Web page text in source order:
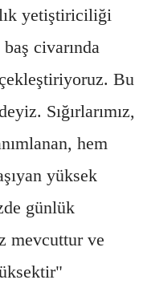
yetiştiriciliği
civarında
Bu
Sığırlarımız,
hem
yüksek
günlük
mevcuttur ve